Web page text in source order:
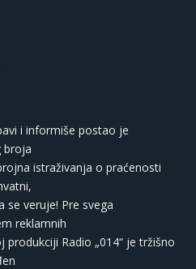
i informiše postao je
broja
istraživanja o praćenosti
se veruje! Pre svega
reklamnih
Radio „014“ je tržišno